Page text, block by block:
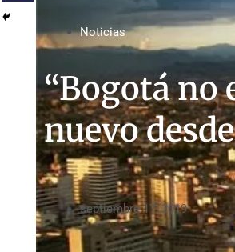
Noticias
“Bogotá no
nuevo
septiembre 17, 2019